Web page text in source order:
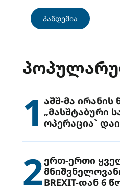
პანდემია
1 აშშ-მა ირანის
„მასშტაბური
ოპერაცია`
2ერთ-ერთი
BREXIT-დან 6